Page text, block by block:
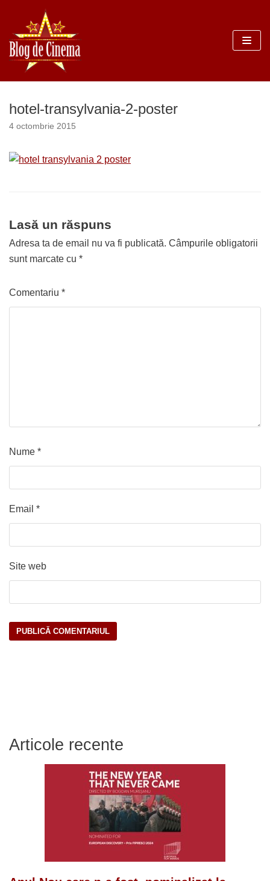
Sari
la
conținut
hotel-transylvania-2-poster
4 octombrie 2015
Lasă un răspuns
Adresa ta de email nu va fi publicată. Câmpurile obligatorii
sunt marcate cu *
Comentariu *
Nume *
Email *
Site web
Articole recente